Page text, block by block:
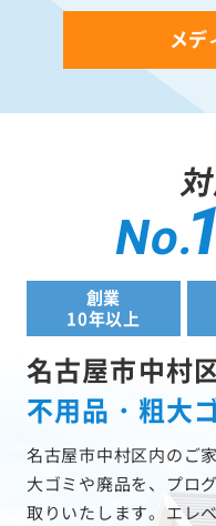
メデ
No.
創業
10年以上
名古屋市中村
不用品・粗大
名古屋市中村区内のご
大ゴミや廃品を、プロ
取りいたします。エレ